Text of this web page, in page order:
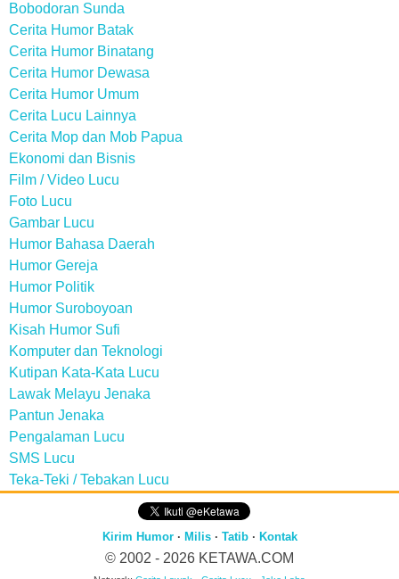
Bobodoran Sunda
Cerita Humor Batak
Cerita Humor Binatang
Cerita Humor Dewasa
Cerita Humor Umum
Cerita Lucu Lainnya
Cerita Mop dan Mob Papua
Ekonomi dan Bisnis
Film / Video Lucu
Foto Lucu
Gambar Lucu
Humor Bahasa Daerah
Humor Gereja
Humor Politik
Humor Suroboyoan
Kisah Humor Sufi
Komputer dan Teknologi
Kutipan Kata-Kata Lucu
Lawak Melayu Jenaka
Pantun Jenaka
Pengalaman Lucu
SMS Lucu
Teka-Teki / Tebakan Lucu
Kirim Humor· Milis· Tatib· Kontak
© 2002 - 2026 KETAWA.COM